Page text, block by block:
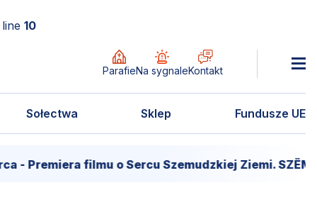
10
ParafieNa sygnaleKontakt
Sołectwa Sklep Fundusze UE
filmu o Sercu Szemudzkiej Ziemi. SZËMÔŁD –